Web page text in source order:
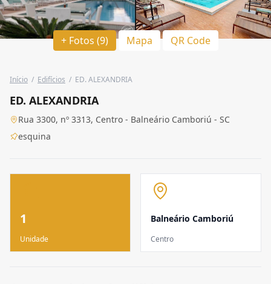
+ Fotos (9) Mapa QR Code
Início / Edifícios / ED. ALEXANDRIA
ED. ALEXANDRIA
Rua 3300, nº 3313, Centro - Balneário Camboriú - SC
esquina
1
Unidade
Balneário Camboriú
Centro